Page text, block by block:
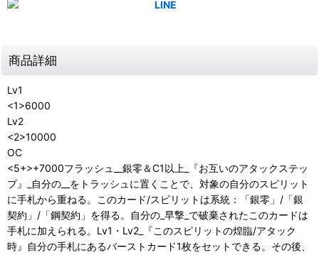
商品詳細
Lv1
<1>6000
Lv2
<2>10000
OC
<5+>+7000フラッシュ__銀零＆C1以上_『お互いのアタックステッ
プ』_自分の__をトラッシュに置くことで、対象の自分のスピリット
に手札から重ねる。このカード/スピリットは系統：「銀零」/「銀
契約」/「鋼契約」を得る。自分の_早撃_で破棄されたこのカードは
手札に加えられる。Lv1・Lv2_『このスピリットの煌臨/アタック
時』自分の手札にあるバーストカード1枚をセットできる。その後、